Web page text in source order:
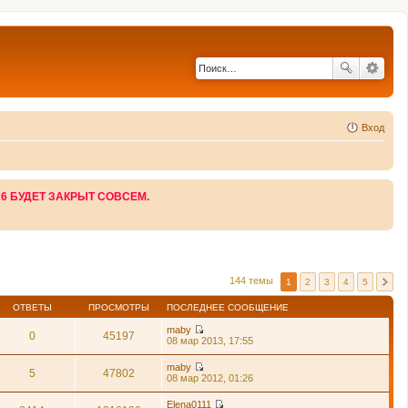
Вход
БУДЕТ ЗАКРЫТ СОВСЕМ.
144 темы 1 2 3 4 5
ОТВЕТЫ ПРОСМОТРЫ ПОСЛЕДНЕЕ СООБЩЕНИЕ
0 45197
maby
П
й
т
и
08 мар 2013, 17:55
5 47802
maby
П
08 мар 2012, 01:26
Elena0111